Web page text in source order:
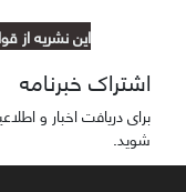
این نشریه از
اشتراک خبرنامه
برای دریافت اخبار و
شوید.